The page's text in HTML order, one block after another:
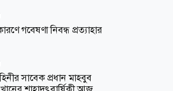
গবেষণা নিবন্ধ প্রত্যাহার
সাবেক প্রধান মাহবুব